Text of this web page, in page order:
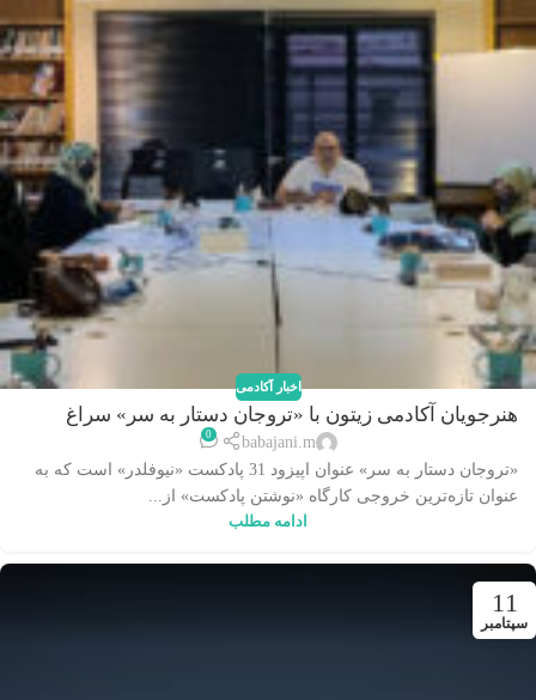
اخبار آکادمی
هنرجویان آکادمی زیتون با «تروجان دستار به سر» سراغ
babajani.m
0
«تروجان دستار به سر» عنوان اپیزود 31 پادکست «نیوفلدر» است که به
عنوان تازه‌ترین خروجی کارگاه «نوشتن پادکست» از...
ادامه مطلب
11
سپتامبر